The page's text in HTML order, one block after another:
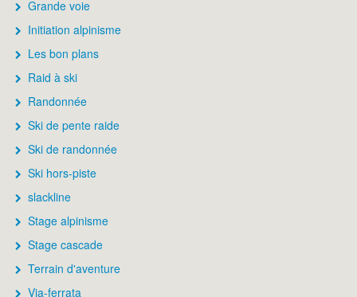
Grande voie
Initiation alpinisme
Les bon plans
Raid à ski
Randonnée
Ski de pente raide
Ski de randonnée
Ski hors-piste
slackline
Stage alpinisme
Stage cascade
Terrain d'aventure
Via-ferrata